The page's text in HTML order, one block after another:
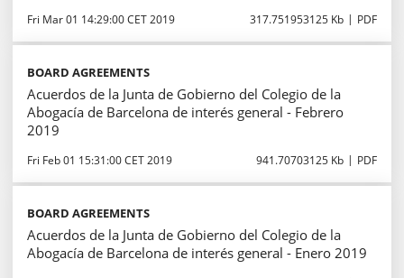
Fri Mar 01 14:29:00 CET 2019 317.751953125 Kb PDF
BOARD AGREEMENTS
Acuerdos de la Junta de Gobierno del Colegio de la
Abogacía de Barcelona de interés general - Febrero
2019
Fri Feb 01 15:31:00 CET 2019 941.70703125 Kb PDF
BOARD AGREEMENTS
Acuerdos de la Junta de Gobierno del Colegio de la
Abogacía de Barcelona de interés general - Enero 2019